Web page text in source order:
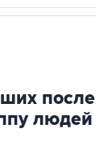
после
людей